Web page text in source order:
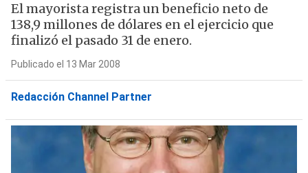
El mayorista registra un beneficio neto de
138,9 millones de dólares en el ejercicio que
finalizó el pasado 31 de enero.
Publicado el 13 Mar 2008
Redacción Channel Partner